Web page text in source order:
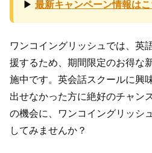
▶ 最新キャンペーン情報はこ
ワンコイングリッシュでは、英
援するため、期間限定のお得な
施中です。英会話スクールに興
出せなかった方に絶好のチャン
の機会に、ワンコイングリッシ
してみませんか？